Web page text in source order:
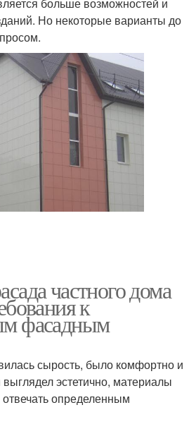
больше возможностей и
Но некоторые варианты до
частного дома
к
фасадным
сырость, было комфортно и
эстетично, материалы
определенным